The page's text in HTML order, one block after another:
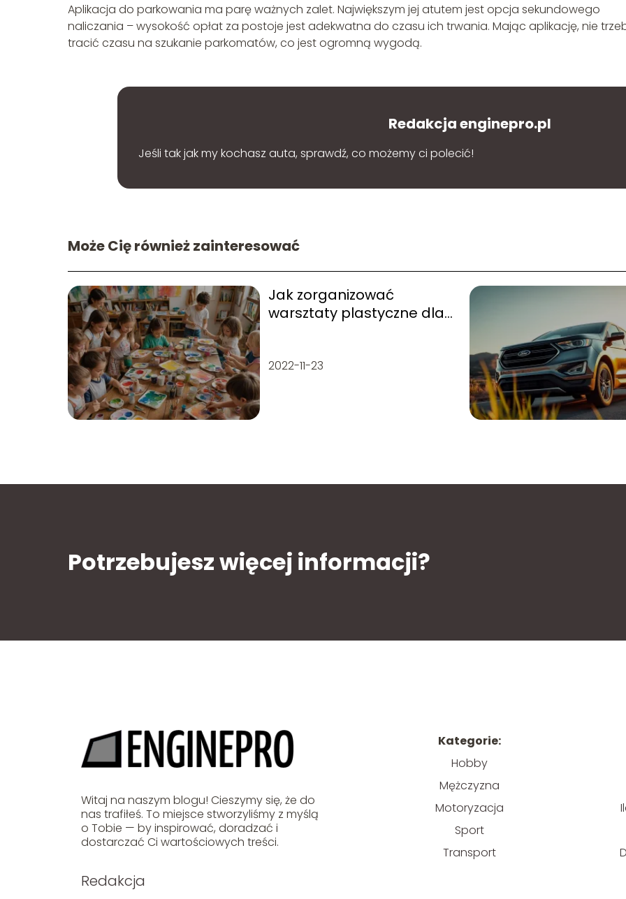
Aplikacja do parkowania ma parę ważnych zalet. Największym jej atutem jest opcja sekundowego
naliczania – wysokość opłat za postoje jest adekwatna do czasu ich trwania. Mając aplikację, nie
tracić czasu na szukanie parkomatów, co jest ogromną wygodą.
Redakcja enginepro.pl
Jeśli tak jak my kochasz auta, sprawdź, co możemy ci polecić!
Może Cię również zainteresować
Jak zorganizować
warsztaty plastyczne dla
2022-11-23
Potrzebujesz więcej informacji?
Witaj na naszym blogu! Cieszymy się, że do
nas trafiłeś. To miejsce stworzyliśmy z myślą
o Tobie — by inspirować, doradzać i
dostarczać Ci wartościowych treści.
Redakcja
Kategorie:
Hobby
Mężczyzna
Motoryzacja
Sport
Transport